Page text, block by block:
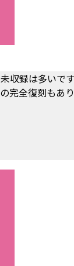
収録は多いで
完全復刻もあ